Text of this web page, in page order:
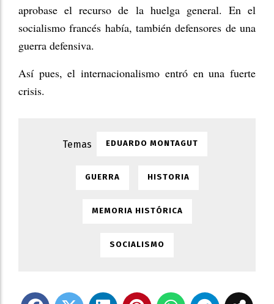
aprobase el recurso de la huelga general. En el
socialismo francés había, también defensores de una
guerra defensiva.
Así pues, el internacionalismo entró en una fuerte
crisis.
EDUARDO MONTAGUT
GUERRA HISTORIA
MEMORIA HISTÓRICA
SOCIALISMO